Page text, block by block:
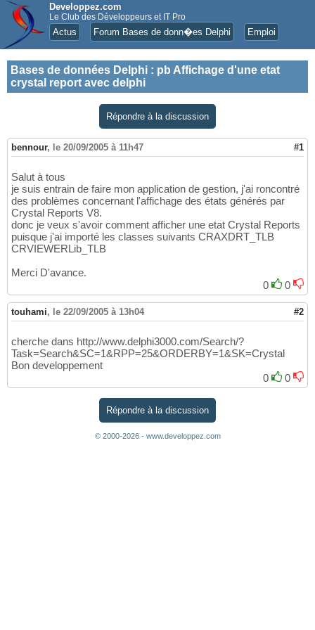
Developpez.com
Le Club des Développeurs et IT Pro
Actus Forum Bases de donn�es Delphi Emploi
Bases de données Delphi : pb Affichage d'une etat
crystal report avec delphi
Répondre à la discussion
bennour, le 20/09/2005 à 11h47 #1
Salut à tous
je suis entrain de faire mon application de gestion, j'ai roncontré
des problèmes concernant l'affichage des états générés par
Crystal Reports V8.
donc je veux s'avoir comment afficher une etat Crystal Reports
puisque j'ai importé les classes suivants CRAXDRT_TLB
CRVIEWERLib_TLB
Merci D'avance.
0
0
touhami, le 22/09/2005 à 13h04 #2
cherche dans http://www.delphi3000.com/Search/?
Task=Search&SC=1&RPP=25&ORDERBY=1&SK=Crystal
Bon developpement
0
0
Répondre à la discussion
© 2000-2026 - www.developpez.com